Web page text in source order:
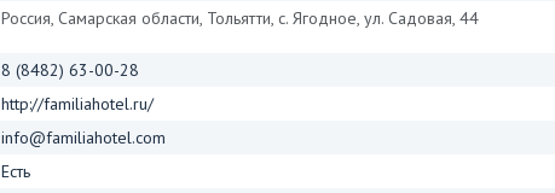
Россия, Самарская области, Тольятти, с. Ягодное, ул. Садовая, 44
8 (8482) 63-00-28
http://familiahotel.ru/
info@familiahotel.com
Есть